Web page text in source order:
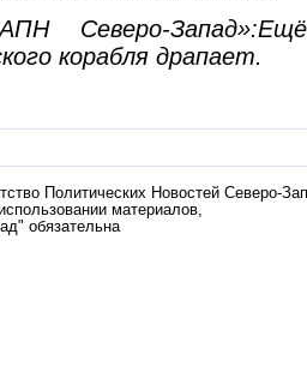
Северо-
корабля драпает.
Политических Новостей Северо-
материалов,
обязательна